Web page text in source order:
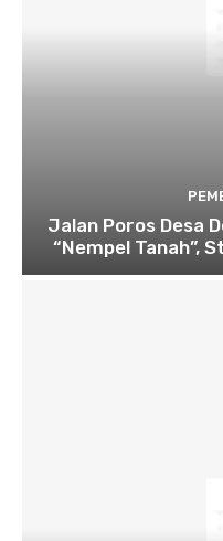
Jalan Poros Desa
“Nempel Tanah”,